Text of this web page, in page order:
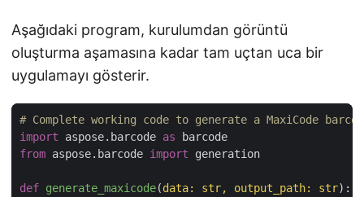
Aşağıdaki program, kurulumdan görüntü
oluşturma aşamasına kadar tam uçtan uca bir
uygulamayı gösterir.
# Complete working code to generate a MaxiCode
import aspose.barcode as
from aspose.barcode import
def generate_maxicode(data: str, output_path: str):